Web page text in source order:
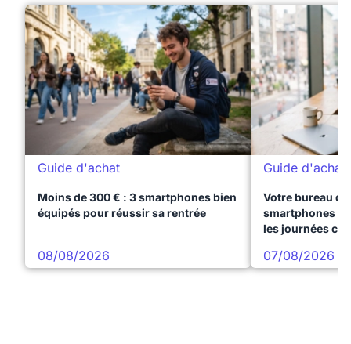
Guide d'achat
Moins de 300 € : 3 smartphones bien
équipés pour réussir sa rentrée
08/08/2026
Guide d'achat
Votre bureau
smartphones
les journées
07/08/2026